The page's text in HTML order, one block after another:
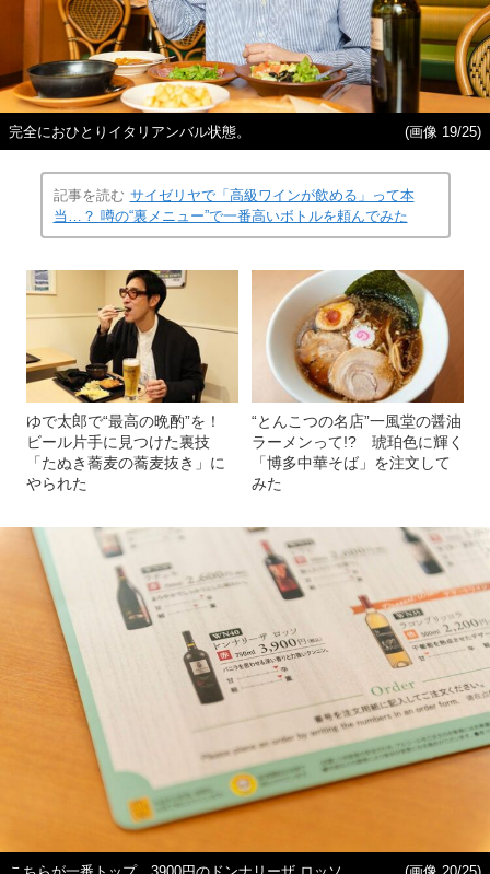
完全におひとりイタリアンバル状態。 (画像 19/25)
記事を読む サイゼリヤで「高級ワインが飲める」って本
当…？ 噂の“裏メニュー”で一番高いボトルを頼んでみた
ゆで太郎で“最高の晩酌”を！
ビール片手に見つけた裏技
「たぬき蕎麦の蕎麦抜き」に
やられた
“とんこつの名店”一風堂の醤油
ラーメンって!? 琥珀色に輝く
「博多中華そば」を注文して
みた